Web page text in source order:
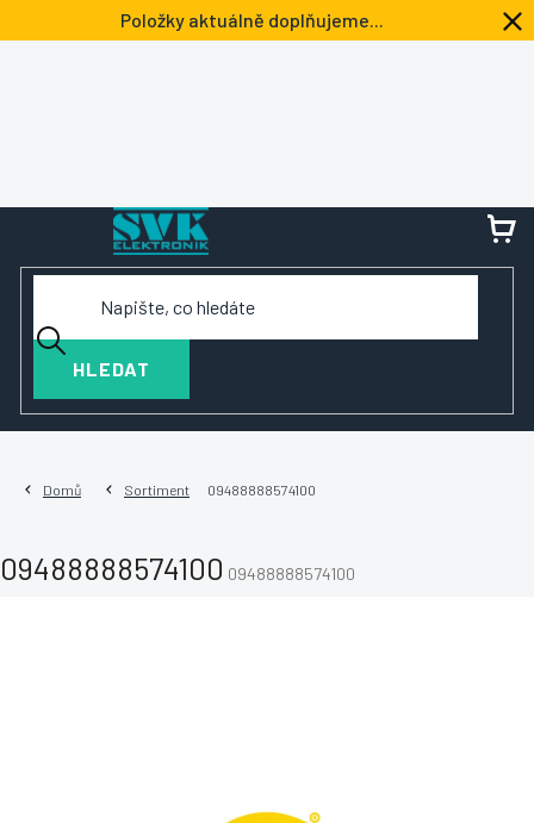
na
Položky aktuálně doplňujeme...
HLEDAT
Domů Sortiment 09488888574100
09488888574100 09488888574100